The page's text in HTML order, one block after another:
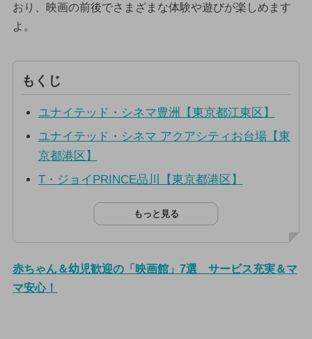
おり、映画の前後でさまざまな体験や遊びが楽しめます
よ。
もくじ
ユナイテッド・シネマ豊洲【東京都江東区】
ユナイテッド・シネマ アクアシティお台場【東
京都港区】
T・ジョイPRINCE品川【東京都港区】
もっと見る
赤ちゃん＆幼児歓迎の「映画館」7選 サービス充実＆マ
マ安心！